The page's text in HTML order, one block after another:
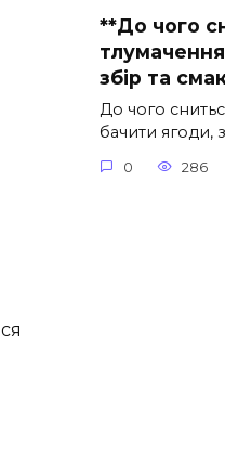
**До чого
збір та
До чого
бачити ягоди,
0 286